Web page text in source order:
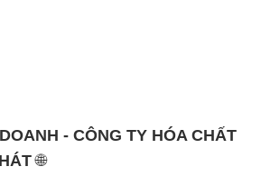
- CÔNG TY HÓA CHẤT
🌐